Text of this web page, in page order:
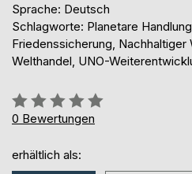
Sprache: Deutsch
Schlagworte: Planetare
Friedenssicherung,
Welthandel, UNO-
Bewertung::
0%
0 Bewertungen
erhältlich als: